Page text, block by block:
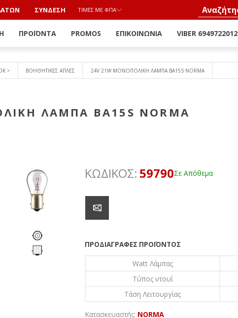
ΣΎΝΔΕΣΗ ΤΙΜΈΣ ΜΕ ΦΠΑ
ΠΡΟΪΌΝΤΑ PROMOS ΕΠΙΚΟΙΝΩΝΊΑ VIBER 6949722012
> ΒΟΗΘΗΤΙΚΕΣ ΑΠΛΕΣ 24V 21W ΜΟΝΟΠΟΛΙΚΗ ΛΑΜΠΑ BA15S NORMA
ΛΑΜΠΑ BA15S NORMA
ΚΩΔΙΚΟΣ: 59790Σε Απόθεμα
ΠΡΟΔΙΑΓΡΑΦΈΣ ΠΡΟΪΌΝΤΟΣ
Watt Λάμπας
Τύπος ντουί
Τάση Λειτουργίας
Κατασκευαστής: NORMA